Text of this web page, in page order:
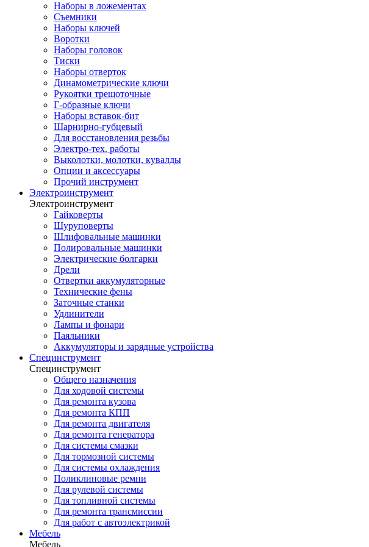
Наборы в ложементах
Съемники
Наборы ключей
Воротки
Наборы головок
Тиски
Наборы отверток
Динамометрические ключи
Рукоятки трещоточные
Г-образные ключи
Наборы вставок-бит
Шарнирно-губцевый
Для восстановления резьбы
Электро-тех. работы
Выколотки, молотки, кувалды
Опции и аксессуары
Прочий инструмент
Электроинструмент
Электроинструмент
Гайковерты
Шуруповерты
Шлифовальные машинки
Полировальные машинки
Электрические болгарки
Дрели
Отвертки аккумуляторные
Технические фены
Заточные станки
Удлинители
Лампы и фонари
Паяльники
Аккумуляторы и зарядные устройства
Специнструмент
Специнструмент
Общего назначения
Для ходовой системы
Для ремонта кузова
Для ремонта КПП
Для ремонта двигателя
Для ремонта генератора
Для системы смазки
Для тормозной системы
Для системы охлаждения
Поликлиновые ремни
Для рулевой системы
Для топливной системы
Для ремонта трансмиссии
Для работ с автоэлектрикой
Мебель
Мебель